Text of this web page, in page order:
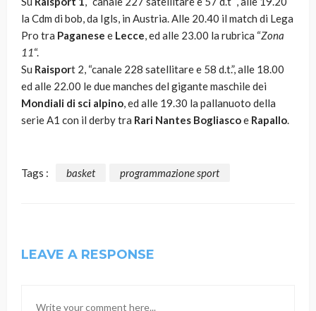
la Cdm di bob, da Igls, in Austria. Alle 20.40 il match di Lega
Pro tra Paganese e Lecce, ed alle 23.00 la rubrica “Zona
11“.
Su Raisport 2, “canale 228 satellitare e 58 d.t.”, alle 18.00
ed alle 22.00 le due manches del gigante maschile dei
Mondiali di sci alpino, ed alle 19.30 la pallanuoto della
serie A1 con il derby tra Rari Nantes Bogliascoe Rapallo.
Tags : basket programmazione sport
LEAVE A RESPONSE